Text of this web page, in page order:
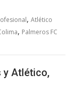
,Atlético
, Palmeros FC
y Atlético,